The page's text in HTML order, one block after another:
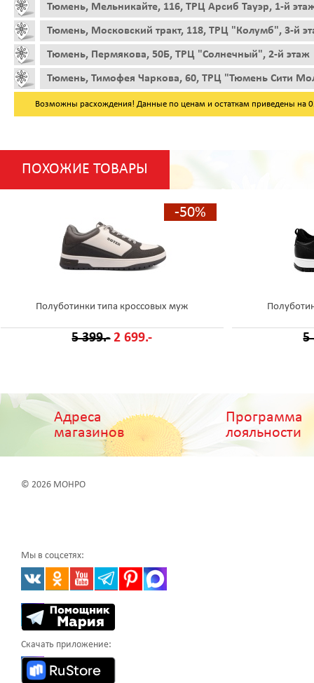
Тюмень, Мельникайте, 116, ТРЦ Арсиб Тауэр, 1-й
Тюмень, Московский тракт, 118, ТРЦ "Колумб", 3-й
Тюмень, Пермякова, 50Б, ТРЦ "Солнечный", 2-й этаж
Тюмень, Тимофея Чаркова, 60, ТРЦ "Тюмень Сити
Возможны расхождения! Данные по ценам и остаткам приведены на
ПОХОЖИЕ ТОВАРЫ
-50%
Полуботинки типа кроссовых муж
5 399.- 2 699.- 5
Адреса
магазинов
Программа
лояльности
© 2026 МОНРО
Мы в соцсетях:
Скачать приложение: